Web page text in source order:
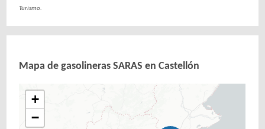
Turismo.
Mapa de gasolineras SARAS en Castellón
+
−